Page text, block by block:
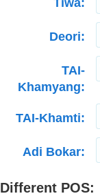
Tiwa:
Deori:
TAI-
Khamyang:
TAI-Khamti:
Adi Bokar:
Different POS: